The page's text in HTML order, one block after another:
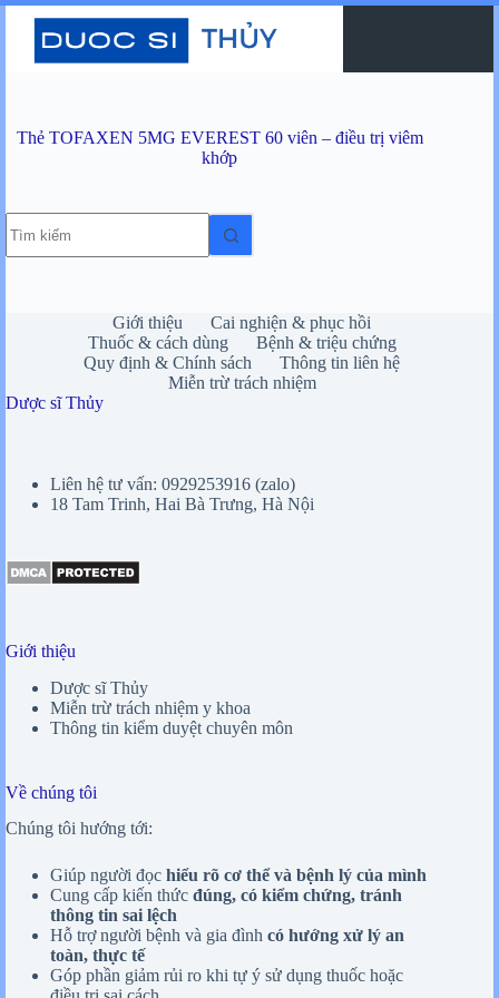
Chuyển
ThẻTOFAXEN 5MG EVEREST 60 viên – điều trị viêm
khớp
có
kết
Giới thiệu
Cai nghiện & phục hồi
Thuốc & cách dùng
Bệnh & triệu chứng
Quy định & Chính sách
Thông tin liên hệ
Miễn trừ trách nhiệm
Dược sĩ Thủy
Liên hệ tư vấn: 0929253916 (zalo)
18 Tam Trinh, Hai Bà Trưng, Hà Nội
Giới thiệu
Dược sĩ Thủy
Miễn trừ trách nhiệm y khoa
Thông tin kiểm duyệt chuyên môn
Về chúng tôi
Chúng tôi hướng tới:
Giúp người đọc hiểu rõ cơ thể và bệnh lý của mình
Cung cấp kiến thức đúng, có kiểm chứng, tránh
thông tin sai lệch
Hỗ trợ người bệnh và gia đình có hướng xử lý an
toàn, thực tế
Góp phần giảm rủi ro khi tự ý sử dụng thuốc hoặc